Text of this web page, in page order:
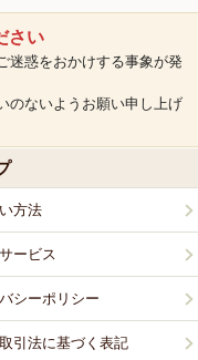
さい
迷惑をおかけする事象が発
のないようお願い申し上げ
方法
ービス
シーポリシー
引法に基づく表記